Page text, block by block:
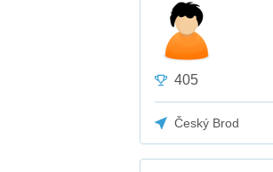
405
Český Brod